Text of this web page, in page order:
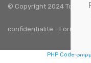
© Copyright 2024 Toutes
confidentialité -
PHP Code